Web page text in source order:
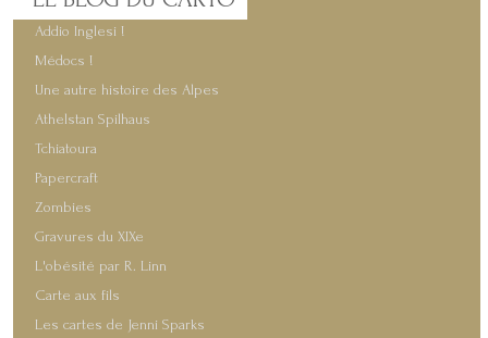
Addio Inglesi !
Médocs !
Une autre histoire des Alpes
Athelstan Spilhaus
Tchiatoura
Papercraft
Zombies
Gravures du XIXe
L'obésité par R. Linn
Carte aux fils
Les cartes de Jenni Sparks